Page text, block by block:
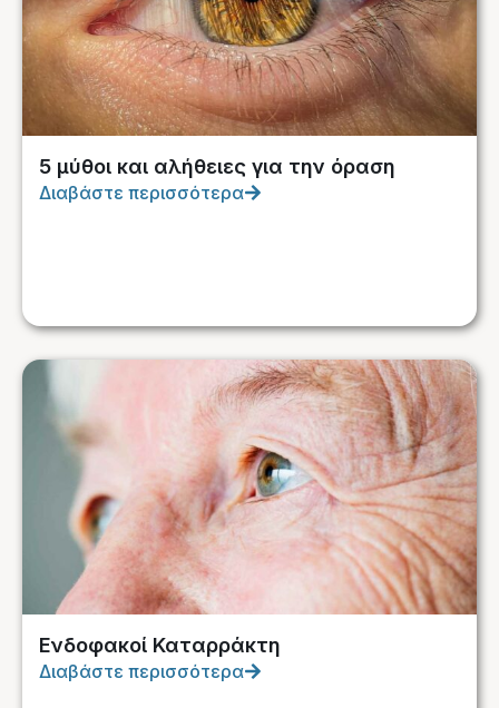
5 μύθοι και αλήθειες για την όραση
Διαβάστε περισσότερα
Ενδοφακοί Καταρράκτη
Διαβάστε περισσότερα